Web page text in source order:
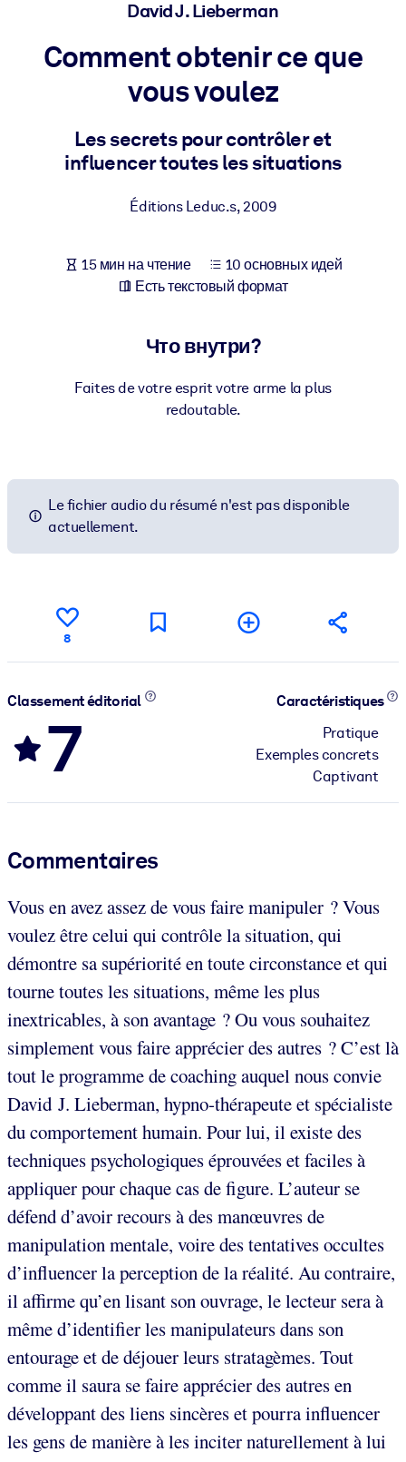
ПО СИСТЕМАМ
лучших результатов обучения.
Для корпоративных библиотек
Обогатите корпоративную библиотеку надежными и готовыми к
Используйте надежные структурированные знания для
David J. Lieberman
Comment obtenir ce que
vous voulez
Les secrets pour contrôler et
influencer toutes les situations
Éditions Leduc.s,2009
15 мин на чтение
10 основных идей
Есть текстовый формат
Что внутри?
Faites de votre esprit votre arme la plus
redoutable.
Le fichier audio du résumé n'est pas disponible
actuellement.
8
Classement éditorial
7
Caractéristiques
Pratique
Exemples concrets
Captivant
Commentaires
Vous en avez assez de vous faire manipuler ? Vous
voulez être celui qui contrôle la situation, qui
démontre sa supériorité en toute circonstance et qui
tourne toutes les situations, même les plus
inextricables, à son avantage ? Ou vous souhaitez
simplement vous faire apprécier des autres ? C’est là
tout le programme de coaching auquel nous convie
David J. Lieberman, hypno-thérapeute et spécialiste
du comportement humain. Pour lui, il existe des
techniques psychologiques éprouvées et faciles à
appliquer pour chaque cas de figure. L’auteur se
défend d’avoir recours à des manœuvres de
manipulation mentale, voire des tentatives occultes
d’influencer la perception de la réalité. Au contraire,
il affirme qu’en lisant son ouvrage, le lecteur sera à
même d’identifier les manipulateurs dans son
entourage et de déjouer leurs stratagèmes. Tout
comme il saura se faire apprécier des autres en
développant des liens sincères et pourra influencer
les gens de manière à les inciter naturellement à lui